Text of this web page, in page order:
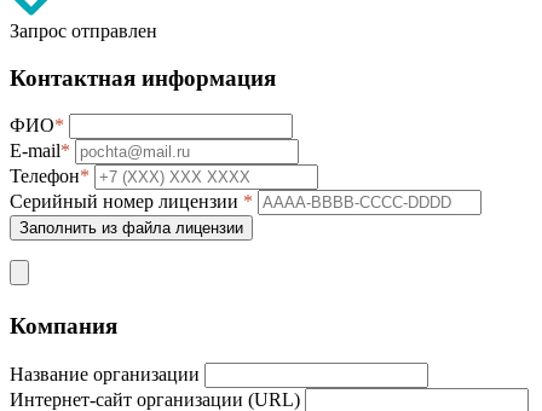
Запрос отправлен
Контактная информация
ФИО*
E-mail*
Телефон*
Серийный номер лицензии *
Заполнить из файла лицензии
Компания
Название организации
Интернет-сайт организации (URL)